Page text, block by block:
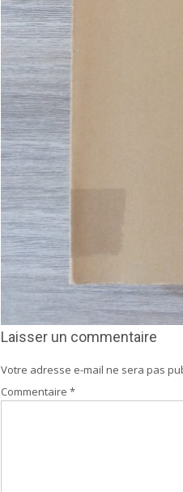
Laisser un commentaire
Votre adresse e-mail ne sera pas
Commentaire *